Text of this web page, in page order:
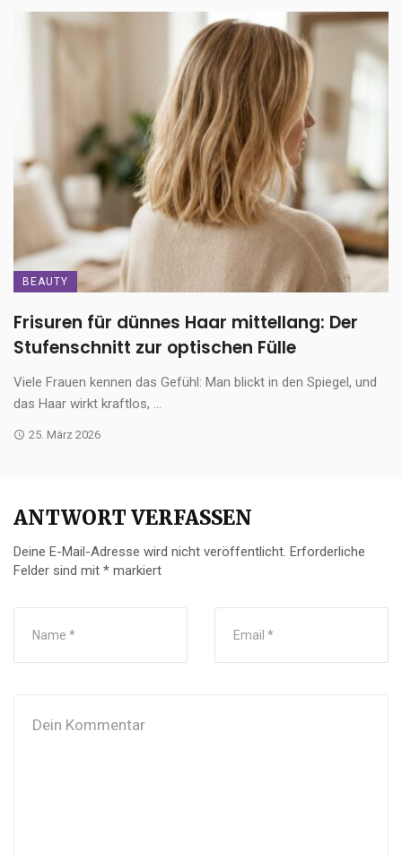
BEAUTY
Frisuren für dünnes Haar mittellang: Der
Stufenschnitt zur optischen Fülle
Viele Frauen kennen das Gefühl: Man blickt in den Spiegel, und
das Haar wirkt kraftlos, ...
25. März 2026
ANTWORT VERFASSEN
Deine E-Mail-Adresse wird nicht veröffentlicht. Erforderliche
Felder sind mit * markiert